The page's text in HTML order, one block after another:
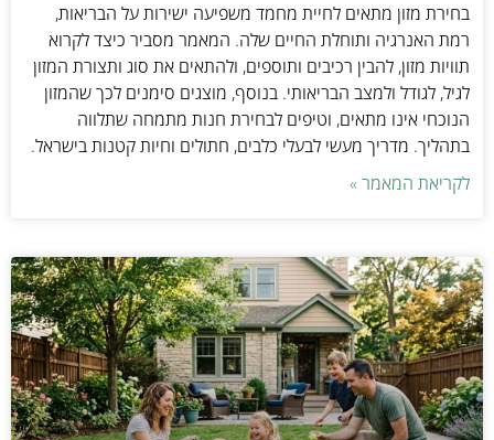
בחירת מזון מתאים לחיית מחמד משפיעה ישירות על הבריאות,
רמת האנרגיה ותוחלת החיים שלה. המאמר מסביר כיצד לקרוא
תוויות מזון, להבין רכיבים ותוספים, ולהתאים את סוג ותצורת המזון
לגיל, לגודל ולמצב הבריאותי. בנוסף, מוצגים סימנים לכך שהמזון
הנוכחי אינו מתאים, וטיפים לבחירת חנות מתמחה שתלווה
בתהליך. מדריך מעשי לבעלי כלבים, חתולים וחיות קטנות בישראל.
לקריאת המאמר »